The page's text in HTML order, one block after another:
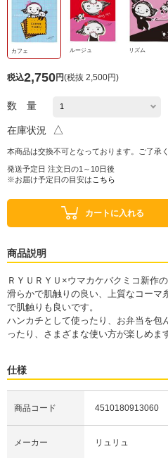
カフェ ルージュ リズム
税込2,750円(税抜 2,500円)
数 量
在庫状況 △
本商品は交換不可となっております。ご了承く
発送予定日 注文日の1～10日後
※お届け予定日の目安は こちら
カートに入れる
商品説明
ＲＹＵＲＹＵ×ウマカケバクミコ新作の
滑らかで肌触りの良い、上質なコーマ
で肌触りも良いです。
ハンカチとして使ったり、お弁当を包
ったり、さまざまな使い方が楽しめま
仕様
商品コード 4510180913060
メーカー リュリュ